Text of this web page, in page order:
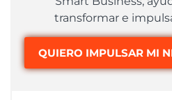
transformar e
QUIERO IMPULSAR MI